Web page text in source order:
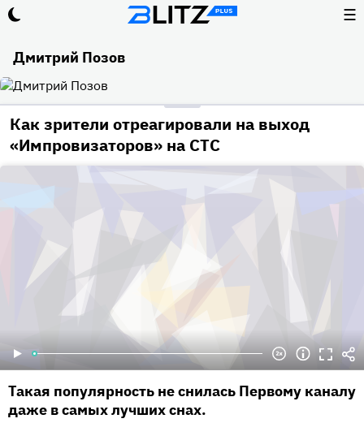
☰
Дмитрий Позов
Как зрители отреагировали на выход
«Импровизаторов» на СТС
Такая популярность не снилась Первому каналу
даже в самых лучших снах.